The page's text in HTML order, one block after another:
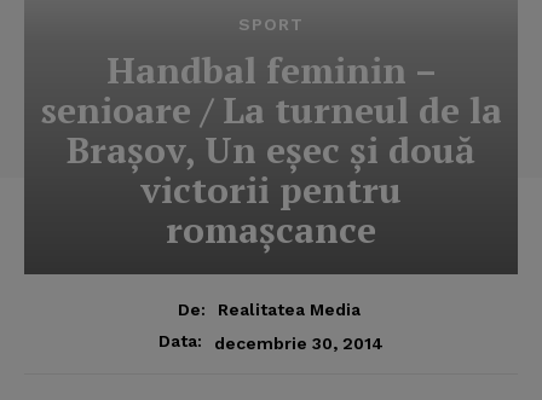
SPORT
Handbal feminin –
senioare / La turneul de la
Braşov, Un eşec şi două
victorii pentru
romaşcance
De:
Realitatea Media
Data:
decembrie 30, 2014